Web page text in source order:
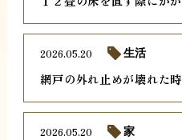
網戸の外れ止めが壊れた
2026.05.20 生活
2026.05.20 家